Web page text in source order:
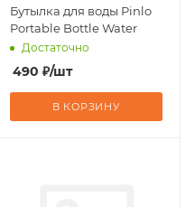
Бутылка для воды Pinlo
Portable Bottle Water
Достаточно
490 ₽/шт
В КОРЗИНУ